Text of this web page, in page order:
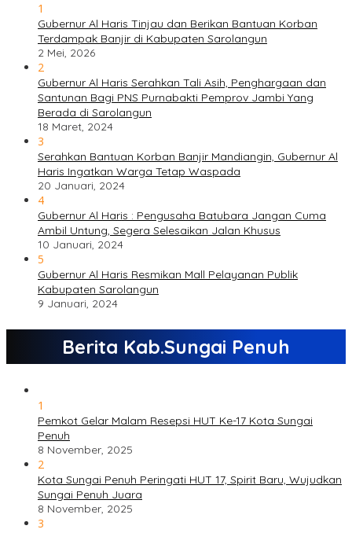
1
Gubernur Al Haris Tinjau dan Berikan Bantuan Korban
Terdampak Banjir di Kabupaten Sarolangun
2 Mei, 2026
2
Gubernur Al Haris Serahkan Tali Asih, Penghargaan dan
Santunan Bagi PNS Purnabakti Pemprov Jambi Yang
Berada di Sarolangun
18 Maret, 2024
3
Serahkan Bantuan Korban Banjir Mandiangin, Gubernur Al
Haris Ingatkan Warga Tetap Waspada
20 Januari, 2024
4
Gubernur Al Haris : Pengusaha Batubara Jangan Cuma
Ambil Untung, Segera Selesaikan Jalan Khusus
10 Januari, 2024
5
Gubernur Al Haris Resmikan Mall Pelayanan Publik
Kabupaten Sarolangun
9 Januari, 2024
Berita Kab.Sungai Penuh
1
Pemkot Gelar Malam Resepsi HUT Ke-17 Kota Sungai
Penuh
8 November, 2025
2
Kota Sungai Penuh Peringati HUT 17, Spirit Baru, Wujudkan
Sungai Penuh Juara
8 November, 2025
3